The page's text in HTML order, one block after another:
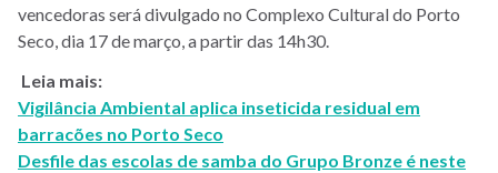
vencedoras será divulgado no Complexo Cultural do Porto
Seco, dia 17 de março, a partir das 14h30.
Leia mais:
Vigilância Ambiental aplica inseticida residual em
barracões no Porto Seco
Desfile das escolas de samba do Grupo Bronze é neste